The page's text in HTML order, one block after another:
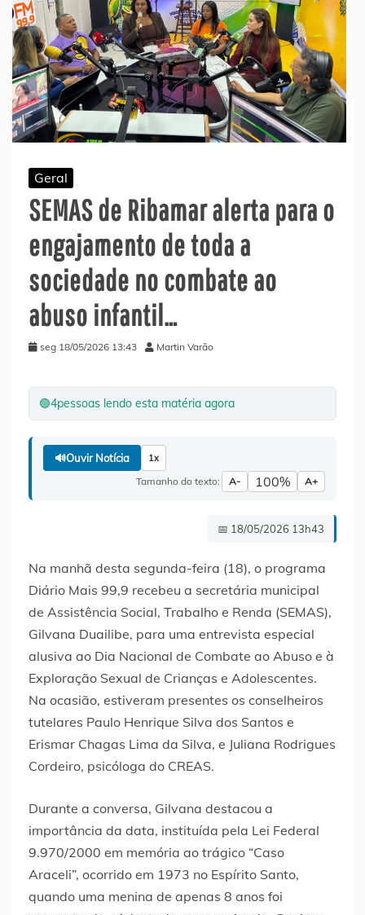
Geral
SEMAS de Ribamar alerta para o
engajamento de toda a
sociedade no combate ao
abuso infantil…
seg 18/05/2026 13:43 Martin Varão
🟢4pessoas lendo esta matéria agora
🔊Ouvir Notícia 1x
Tamanho do texto: A- 100% A+
📅 18/05/2026 13h43
Na manhã desta segunda-feira (18), o programa
Diário Mais 99,9 recebeu a secretária municipal
de Assistência Social, Trabalho e Renda (SEMAS),
Gilvana Duailibe, para uma entrevista especial
alusiva ao Dia Nacional de Combate ao Abuso e à
Exploração Sexual de Crianças e Adolescentes.
Na ocasião, estiveram presentes os conselheiros
tutelares Paulo Henrique Silva dos Santos e
Erismar Chagas Lima da Silva, e Juliana Rodrigues
Cordeiro, psicóloga do CREAS.
Durante a conversa, Gilvana destacou a
importância da data, instituída pela Lei Federal
9.970/2000 em memória ao trágico “Caso
Araceli”, ocorrido em 1973 no Espírito Santo,
quando uma menina de apenas 8 anos foi